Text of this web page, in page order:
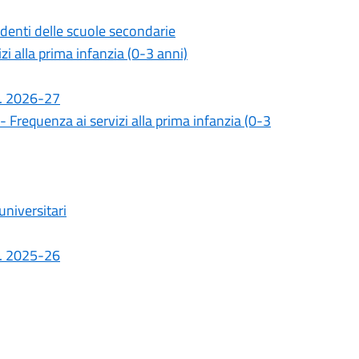
delle scuole secondarie
alla prima infanzia (0-3 anni)
2026-27
Frequenza ai servizi alla prima infanzia (0-3
2025-26